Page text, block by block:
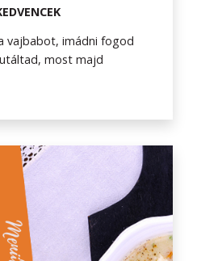
vajbabot, imádni fogod
most majd